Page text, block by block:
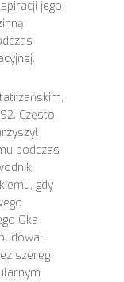
jego
Często,
podczas
gdy
Oka
szereg